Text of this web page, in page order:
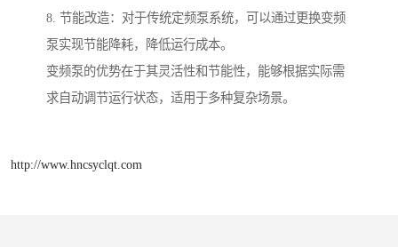
8. 节能改造：对于传统定频泵系统，可以通过更换变频
泵实现节能降耗，降低运行成本。
变频泵的优势在于其灵活性和节能性，能够根据实际需
求自动调节运行状态，适用于多种复杂场景。
http://www.hncsyclqt.com